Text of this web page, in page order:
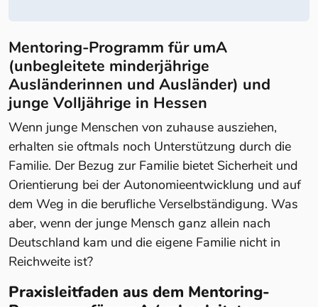
Mentoring-Programm für umA
(unbegleitete minderjährige
Ausländerinnen und Ausländer) und
junge Volljährige in Hessen
Wenn junge Menschen von zuhause ausziehen,
erhalten sie oftmals noch Unterstützung durch die
Familie. Der Bezug zur Familie bietet Sicherheit und
Orientierung bei der Autonomieentwicklung und auf
dem Weg in die berufliche Verselbständigung. Was
aber, wenn der junge Mensch ganz allein nach
Deutschland kam und die eigene Familie nicht in
Reichweite ist?
Praxisleitfaden aus dem Mentoring-